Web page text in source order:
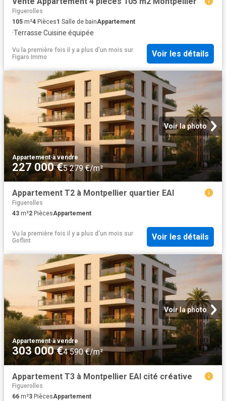
Figuerolles
105 m²4 Pièces1 Salle de bainAppartement
·Terrasse·Cuisine équipée
Vu la première fois il y a plus d'un mois sur
Figaro Immo
Voir les détails
Voir la photo
Appartement·à vendre
227 000 €5 279 €/m²
Appartement T2 à Montpellier quartier EAI
Figuerolles
43 m²2 PiècesAppartement
Vu la première fois il y a plus d'un mois sur
Goflint
Voir les détails
Voir la photo
Appartement·à vendre
303 000 €4 590 €/m²
Appartement T3 à Montpellier EAI cité créative
Figuerolles
66 m²3 PiècesAppartement